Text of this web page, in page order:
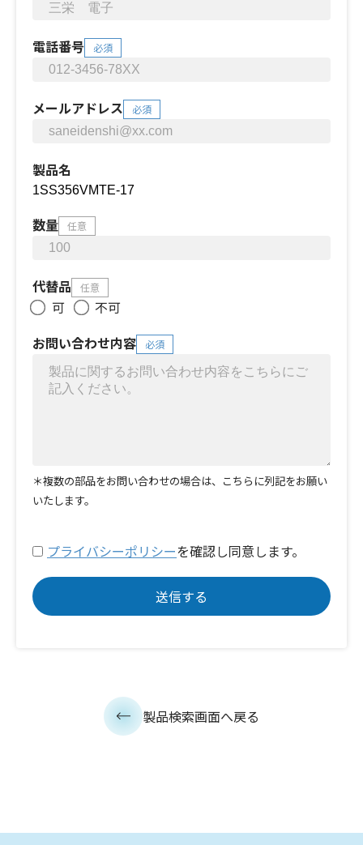
電話番号 必須
メールアドレス 必須
製品名
数量 任意
代替品 任意
可
不可
お問い合わせ内容
必須
＊複数の部品をお問い合わせの場合は、こちらに列記をお願い
いたします。
プライバシーポリシーを確認し同意します。
製品検索画面へ戻る